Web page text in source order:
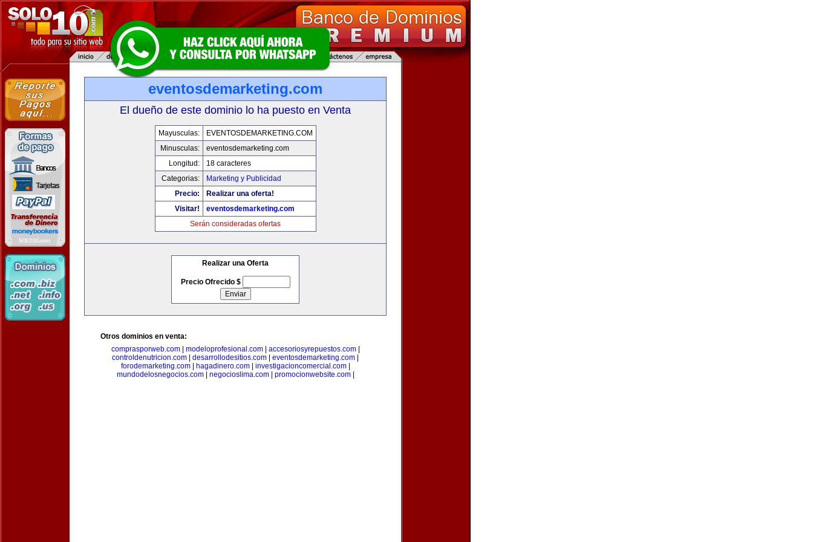
eventosdemarketing.com
El dueño de este dominio lo ha puesto en Venta
Mayusculas:
EVENTOSDEMARKETING.COM
Minusculas:
eventosdemarketing.com
Longitud:
18 caracteres
Categorias:
Marketing y Publicidad
Precio:
Realizar una oferta!
Visitar!
eventosdemarketing.com
Serán consideradas ofertas
Realizar una Oferta
Precio Ofrecido $
Otros dominios en venta:
comprasporweb.com| modeloprofesional.com| accesoriosyrepuestos.com|
controldenutricion.com
desarrollodesitios.com eventosdemarketing.com
forodemarketing.com| hagadinero.com| investigacioncomercial.com|
mundodelosnegocios.com| negocioslima.com| promocionwebsite.com|